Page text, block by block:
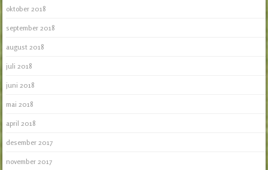
oktober 2018
september 2018
august 2018
juli 2018
juni 2018
mai 2018
april 2018
desember 2017
november 2017